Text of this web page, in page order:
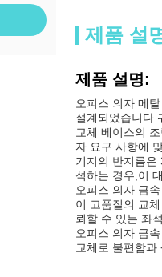
제품 설
제품 설명:
오피스 의자 메
설계되었습니다
교체 베이스의
자 요구 사항에
기지의 반지름은
석하는 경우,이
오피스 의자 금
이 고품질의 교
뢰할 수 있는 좌
오피스 의자 금
교체로 불편함